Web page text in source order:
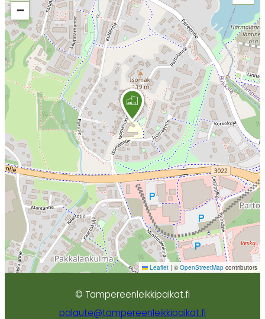
−
Leaflet | © OpenStreetMap contributors
© Tampereenleikkipaikat.fi
palaute@tampereenleikkipaikat.fi